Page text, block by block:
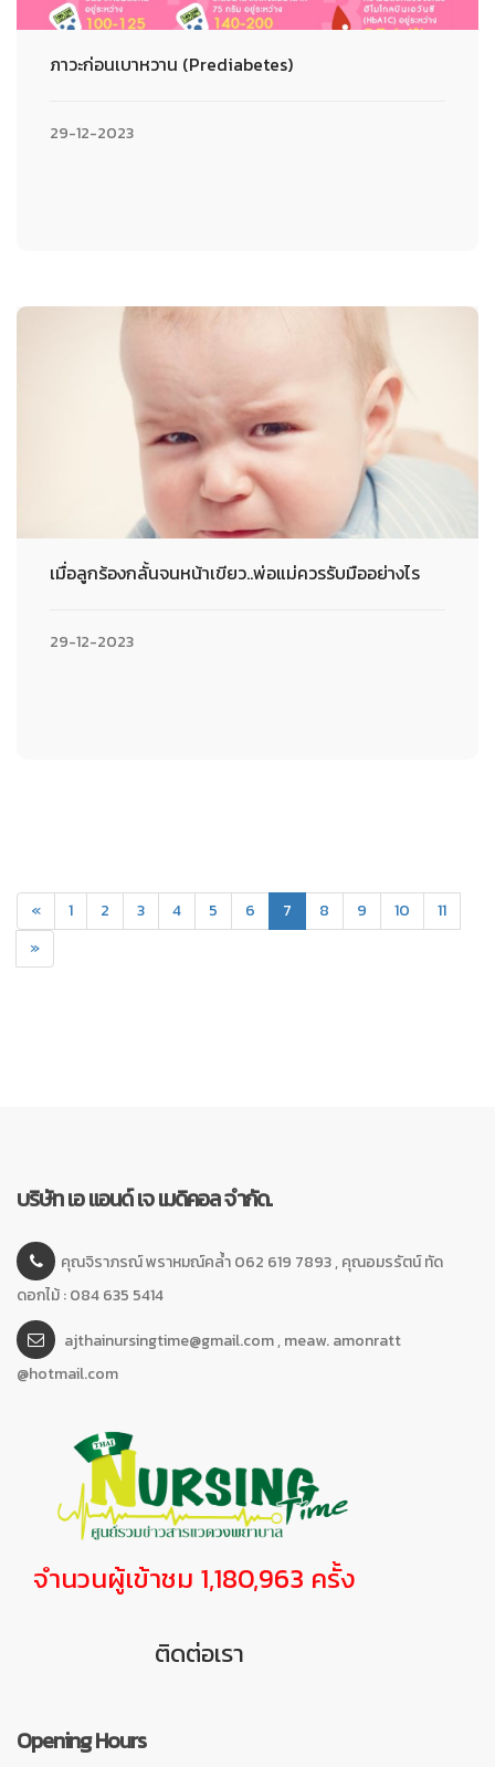
ภาวะก่อนเบาหวาน (Prediabetes)
29-12-2023
เมื่อลูกร้องกลั้นจนหน้าเขียว..พ่อแม่ควรรับมืออย่างไร
29-12-2023
« 1 2 3 4 5 6 7 (current)
8 9 10
11
»
บริษัท เอ แอนด์ เจ เมดิคอล จำกัด.
คุณจิราภรณ์ พราหมณ์คล้ำ 062 619 7893 , คุณอมรรัตน์ ทัด
ดอกไม้ : 084 635 5414
ajthainursingtime@gmail.com , meaw. amonratt
@hotmail.com
จำนวนผู้เข้าชม 1,180,963 ครั้ง
ติดต่อเรา
Opening Hours